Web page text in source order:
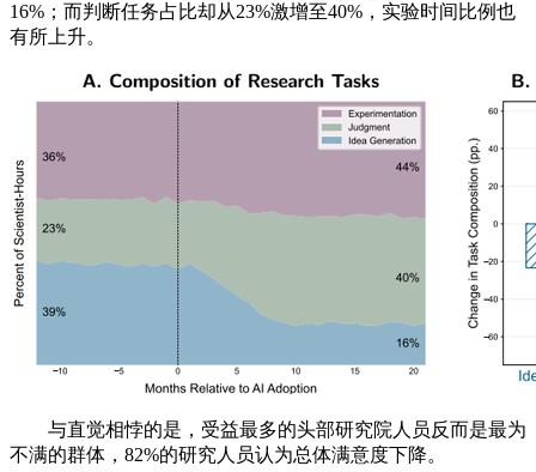
16%；而判断任务占比却从23%激增至40%，实验时间比例也
有所上升。
与直觉相悖的是，受益最多的头部研究院人员反而是最为
不满的群体，82%的研究人员认为总体满意度下降。